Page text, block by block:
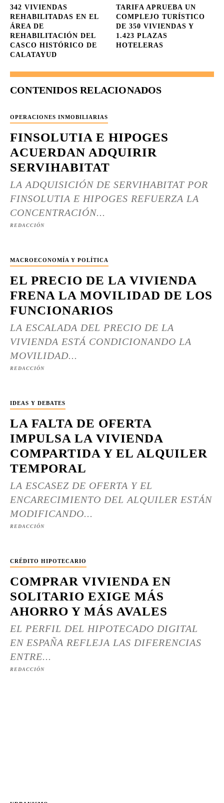
342 VIVIENDAS
REHABILITADAS EN EL
ÁREA DE
REHABILITACIÓN DEL
CASCO HISTÓRICO DE
CALATAYUD
TARIFA APRUEBA UN
COMPLEJO TURÍSTICO
DE 350 VIVIENDAS Y
1.423 PLAZAS
HOTELERAS
CONTENIDOS RELACIONADOS
OPERACIONES INMOBILIARIAS
FINSOLUTIA E HIPOGES
ACUERDAN ADQUIRIR
SERVIHABITAT
LA ADQUISICIÓN DE SERVIHABITAT POR
FINSOLUTIA E HIPOGES REFUERZA LA
CONCENTRACIÓN...
REDACCIÓN
MACROECONOMÍA Y POLÍTICA
EL PRECIO DE LA VIVIENDA
FRENA LA MOVILIDAD DE LOS
FUNCIONARIOS
LA ESCALADA DEL PRECIO DE LA
VIVIENDA ESTÁ CONDICIONANDO LA
MOVILIDAD...
REDACCIÓN
IDEAS Y DEBATES
LA FALTA DE OFERTA
IMPULSA LA VIVIENDA
COMPARTIDA Y EL ALQUILER
TEMPORAL
LA ESCASEZ DE OFERTA Y EL
ENCARECIMIENTO DEL ALQUILER ESTÁN
MODIFICANDO...
REDACCIÓN
CRÉDITO HIPOTECARIO
COMPRAR VIVIENDA EN
SOLITARIO EXIGE MÁS
AHORRO Y MÁS AVALES
EL PERFIL DEL HIPOTECADO DIGITAL
EN ESPAÑA REFLEJA LAS DIFERENCIAS
ENTRE...
REDACCIÓN